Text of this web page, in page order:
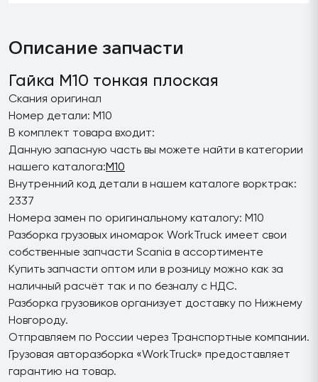
Описание запчасти
Гайка M10 тонкая плоская
Скания оригинал
Номер детали: M10
В комплект товара входит:
Данную запасную часть вы можете найти в категории
нашего каталога:M10
Внутренний код детали в нашем каталоге ворктрак:
2337
Номера замен по оригинальному каталогу: M10
Разборка грузовых иномарок WorkTruck имеет свои
собственные запчасти Scania в ассортименте
Купить запчасти оптом или в розницу можно как за
наличный расчёт так и по безналу с НДС.
Разборка грузовиков организует доставку по Нижнему
Новгороду.
Отправляем по России через Транспортные компании.
Грузовая авторазборка «WorkTruck» предоставляет
гарантию на товар.